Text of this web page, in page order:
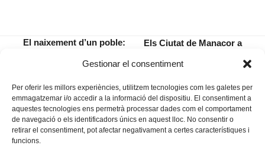
Gestionar el consentiment
Per oferir les millors experiències, utilitzem tecnologies com les galetes per
emmagatzemar i/o accedir a la informació del dispositiu. El consentiment a
aquestes tecnologies ens permetrà processar dades com el comportament
de navegació o els identificadors únics en aquest lloc. No consentir o
retirar el consentiment, pot afectar negativament a certes característiques i
funcions.
El naixement d’un poble:
next
Els Ciutat de Manacor a